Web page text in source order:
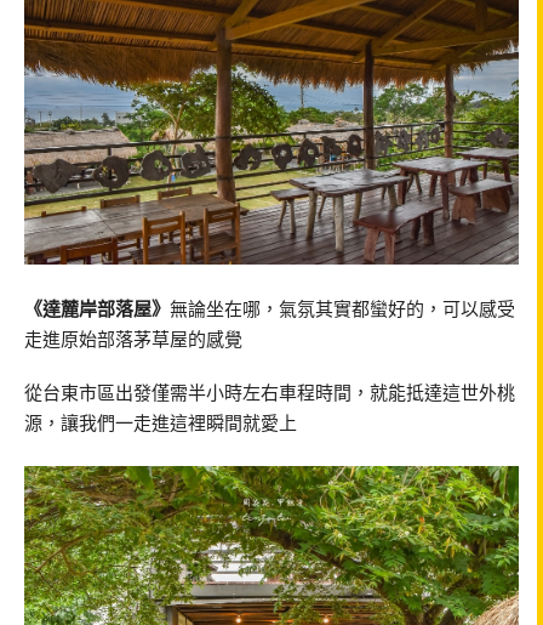
《達麓岸部落屋》 無論坐在哪，氣氛其實都蠻好的，可以感受
走進原始部落茅草屋的感覺
從台東市區出發僅需半小時左右車程時間，就能抵達這世外桃
源，讓我們一走進這裡瞬間就愛上